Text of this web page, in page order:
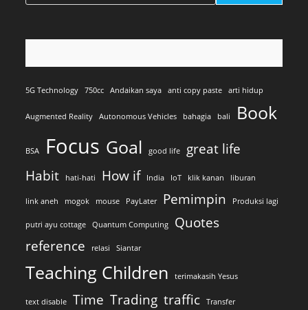
5G Technology 750cc Andaikan saya anti copy paste arti hidup
Augmented Reality Autonomous Vehicles bahagia bali Book
BSA Focus Goal good life
great life
Habit
hati-hati How if India IoT klik kanan liburan
link aneh mogok mouse PayLater Pemimpin Produksi lagi
putri ayu cottage Quantum Computing
Quotes
reference
relasi Siantar
Teaching Children terimakasih Yesus
text disable Time Trading traffic
Transfer